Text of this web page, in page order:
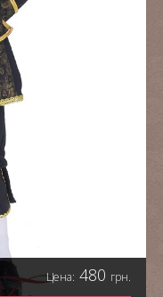
Цена: 480 грн.